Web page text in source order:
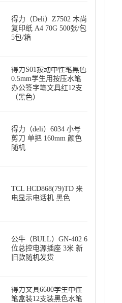
得力（Deli）Z7502 木尚
复印纸 A4 70G 500张/包
5包/箱
得力S01按动中性笔黑色
0.5mm学生用按压水笔
办公签字笔文具红12支
（黑色）
得力（deli）6034 小号
剪刀 单把 160mm 颜色
随机
TCL HCD868(79)TD 来
电显示电话机 黑色
公牛（BULL）GN-402 6
位总控电源插座 3米 新
旧款随机发货
得力文具6600学生中性
笔盒装12支装黑色水笔